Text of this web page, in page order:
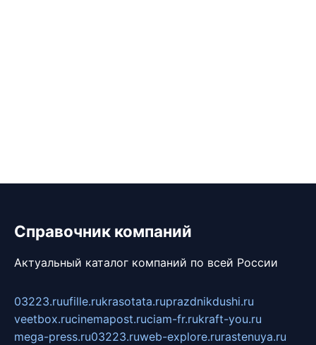
Справочник компаний
Актуальный каталог компаний по всей России
03223.ruufille.rukrasotata.ruprazdnikdushi.ru
veetbox.rucinemapost.ruciam-fr.rukraft-you.ru
mega-press.ru03223.ruweb-explore.rurastenuya.ru